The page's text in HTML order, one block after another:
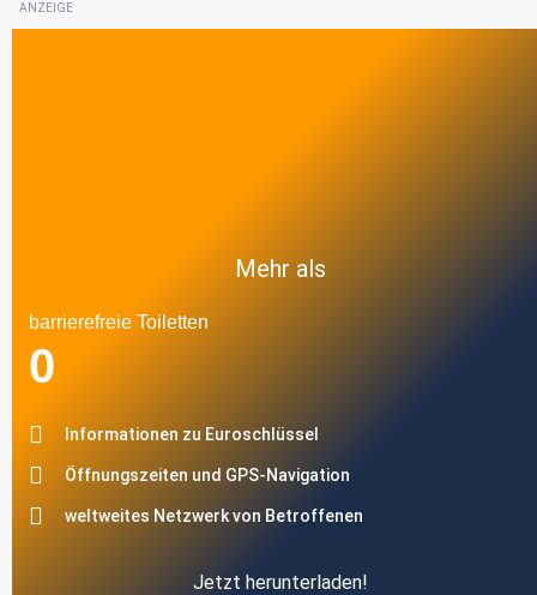
ANZEIGE
Mehr als
barrierefreie Toiletten
0
Informationen zu Euroschlüssel
Öffnungszeiten und GPS-Navigation
weltweites Netzwerk von Betroffenen
Jetzt herunterladen!